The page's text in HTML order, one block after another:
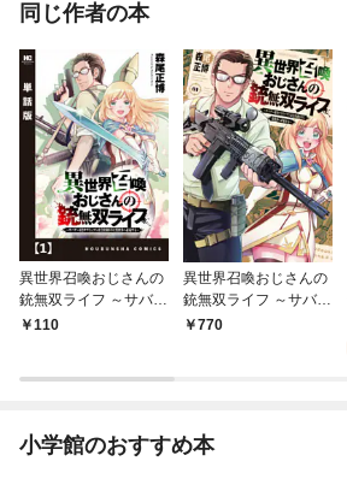
同じ作者の本
異世界召喚おじさんの
銃無双ライフ ～サバゲ
ー好きサラリーマンは
１
110
異世界召喚おじさんの
銃無双ライフ ～サバゲ
ー好きサラリーマンは
770
小学館のおすすめ本